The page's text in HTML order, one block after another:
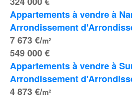
Appartements à vendre à
Arrondissement
549 000 €
7 673 €/m²
Appartements à vendre à
Arrondissement
4 873 €/m²